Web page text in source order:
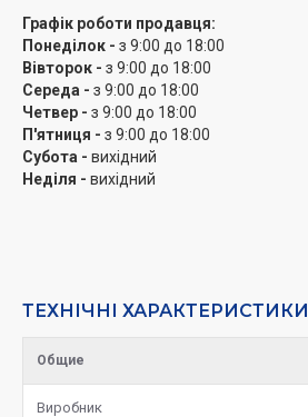
Графік роботи продавця:
Понеділок - з 9:00 до 18:00
Вівторок - з 9:00 до 18:00
Середа - з 9:00 до 18:00
Четвер - з 9:00 до 18:00
П'ятниця - з 9:00 до 18:00
Субота - вихідний
Неділя - вихідний
ТЕХНІЧНІ ХАРАКТЕРИСТИКИ
Общие
Виробник